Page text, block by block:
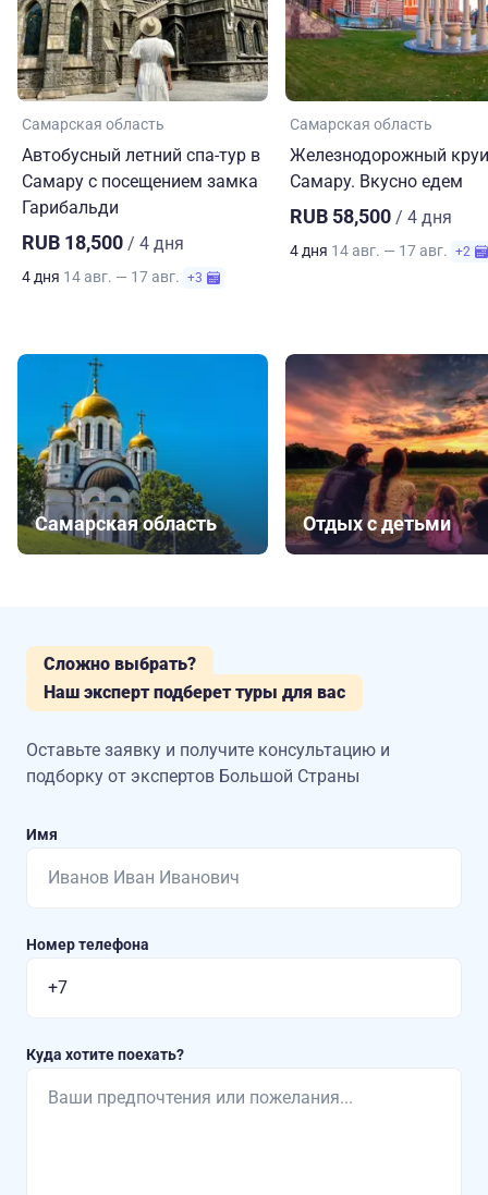
Самарская область
Автобусный летний спа-тур в
Самару с посещением замка
Гарибальди
RUB 18,500 / 4 дня
4 дня 14 авг. — 17 авг. +3
Самарская область
Железнодорожный
Самару. Вкусно едем
RUB 58,500 / 4 дня
4 дня 14 авг. — 17 авг. +2
Самарская область Отдых с детьми
Сложно выбрать?
Наш эксперт подберет туры для вас
Оставьте заявку и получите консультацию и
подборку от экспертов Большой Страны
Имя
Номер телефона
Куда хотите поехать?